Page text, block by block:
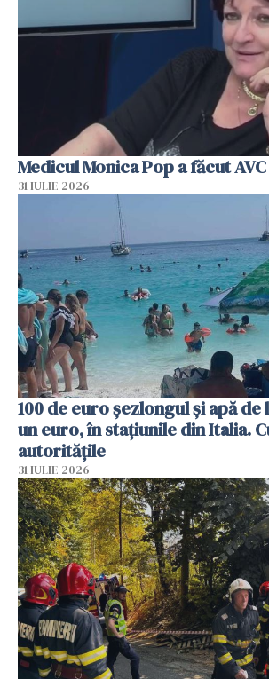
Medicul Monica Pop a făcut AVC
31 IULIE 2026
100 de euro șezlongul și apă
un euro, în stațiunile din Italia.
autoritățile
31 IULIE 2026